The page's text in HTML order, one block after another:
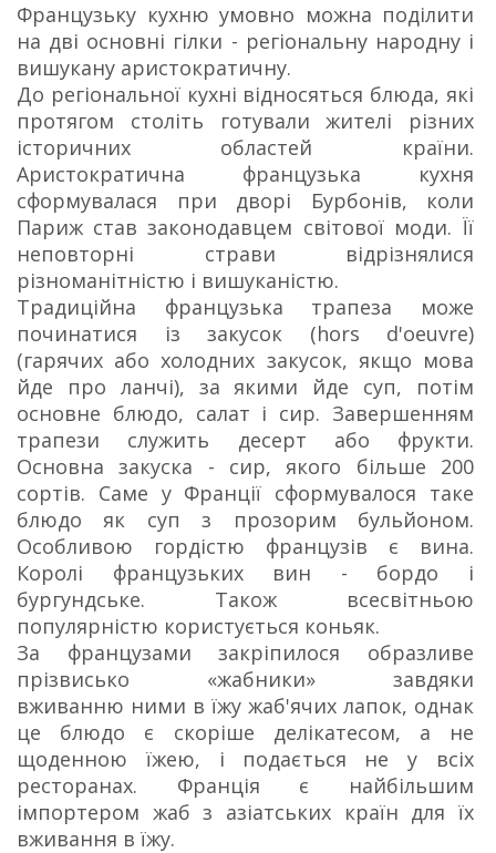
Французьку кухню умовно можна поділити
на дві основні гілки - регіональну народну і
вишукану аристократичну.
До регіональної кухні відносяться блюда, які
протягом століть готували жителі різних
історичних областей країни.
Аристократична французька кухня
сформувалася при дворі Бурбонів, коли
Париж став законодавцем світової моди. Її
неповторні страви відрізнялися
різноманітністю і вишуканістю.
Традиційна французька трапеза може
починатися із закусок (hors d'oeuvre)
(гарячих або холодних закусок, якщо мова
йде про ланчі), за якими йде суп, потім
основне блюдо, салат і сир. Завершенням
трапези служить десерт або фрукти.
Основна закуска - сир, якого більше 200
сортів. Саме у Франції сформувалося таке
блюдо як суп з прозорим бульйоном.
Особливою гордістю французів є вина.
Королі французьких вин - бордо і
бургундське. Також всесвітньою
популярністю користується коньяк.
За французами закріпилося образливе
прізвисько «жабники» завдяки
вживанню ними в їжу жаб'ячих лапок, однак
це блюдо є скоріше делікатесом, а не
щоденною їжею, і подається не у всіх
ресторанах. Франція є найбільшим
імпортером жаб з азіатських країн для їх
вживання в їжу.